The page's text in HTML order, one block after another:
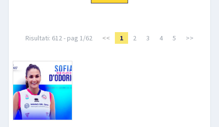
Risultati: 612 - pag 1/62 << 1 2 3 4 5 >>